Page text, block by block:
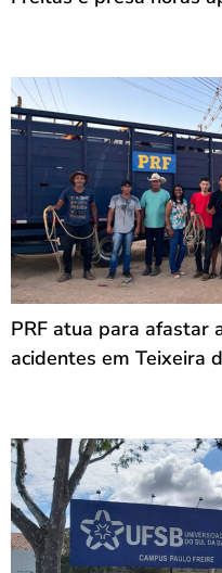
PRF atua para afastar
acidentes em Teixeira